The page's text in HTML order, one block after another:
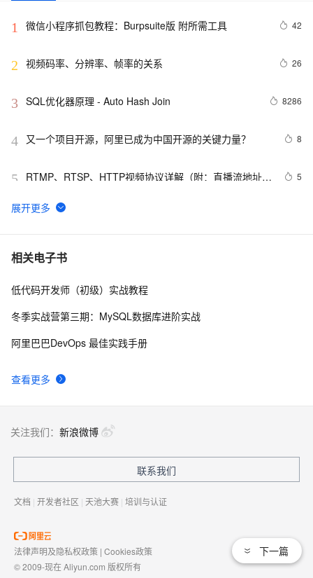
1 微信小程序抓包教程：Burpsuite版 附所需工具 42
2 视频码率、分辨率、帧率的关系 26
3 SQL优化器原理 - Auto Hash Join 8286
4 又一个项目开源，阿里已成为中国开源的关键力量？ 8
5
RTMP、RTSP、HTTP视频协议详解（附：直播流地址、
5
6 谷歌CEO皮查伊：对重返中国持开放态度
7 C语言项目参考解答：全正整数后再计算
8 俗人解读 三维渲染 的工作过程
著录
相关电子书
查看更多
低代码开发师（初级）实战教程
冬季实战营第三期：MySQL数据库进阶实战
阿里巴巴DevOps 最佳实践手册
下一篇
关注我们： 新浪微博
联系我们
文档 | 开发者社区 | 天池大赛 | 培训与认证
法律声明及隐私权政策 | Cookies政策
© 2009-现在 Aliyun.com 版权所有